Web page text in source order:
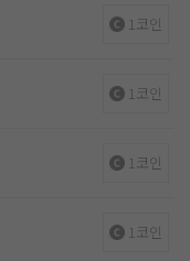
1코인
1코인
1코인
1코인